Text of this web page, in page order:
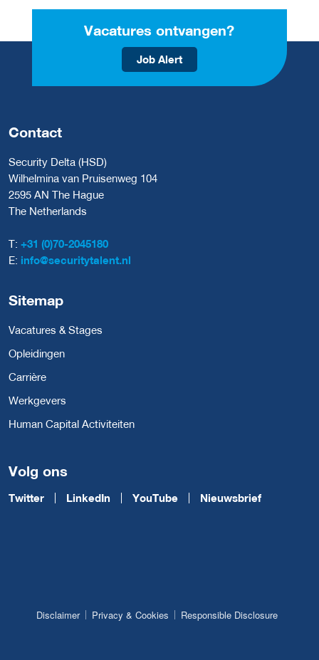
Vacatures ontvangen?
Job Alert
Contact
Security Delta (HSD)
Wilhelmina van Pruisenweg 104
2595 AN The Hague
The Netherlands
T: +31 (0)70-2045180
E: info@securitytalent.nl
Sitemap
Vacatures & Stages
Opleidingen
Carrière
Werkgevers
Human Capital Activiteiten
Volg ons
Twitter LinkedIn YouTube Nieuwsbrief
Disclaimer Privacy & Cookies Responsible Disclosure